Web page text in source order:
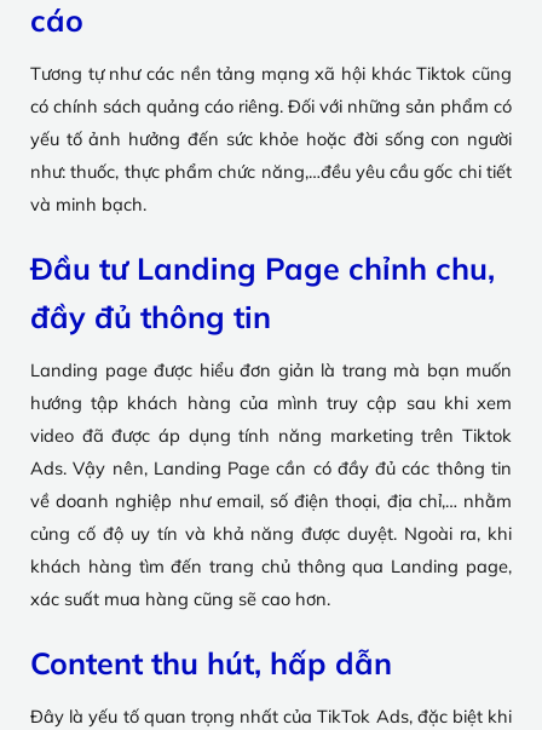
cáo
Tương tự như các nền tảng mạng xã hội khác Tiktok cũng
có chính sách quảng cáo riêng. Đối với những sản phẩm có
yếu tố ảnh hưởng đến sức khỏe hoặc đời sống con người
như: thuốc, thực phẩm chức năng,…đều yêu cầu gốc chi tiết
và minh bạch.
Đầu tư Landing Page chỉnh chu,
đầy đủ thông tin
Landing page được hiểu đơn giản là trang mà bạn muốn
hướng tập khách hàng của mình truy cập sau khi xem
video đã được áp dụng tính năng marketing trên Tiktok
Ads. Vậy nên, Landing Page cần có đầy đủ các thông tin
về doanh nghiệp như email, số điện thoại, địa chỉ,… nhằm
củng cố độ uy tín và khả năng được duyệt. Ngoài ra, khi
khách hàng tìm đến trang chủ thông qua Landing page,
xác suất mua hàng cũng sẽ cao hơn.
Content thu hút, hấp dẫn
Đây là yếu tố quan trọng nhất của TikTok Ads, đặc biệt khi